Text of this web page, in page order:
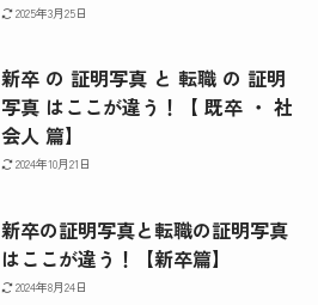
2025年3月25日
新卒 の 証明写真 と 転職 の 証明
写真 はここが違う！【 既卒 ・ 社
会人 篇】
2024年10月21日
新卒の証明写真と転職の証明写真
はここが違う！【新卒篇】
2024年8月24日